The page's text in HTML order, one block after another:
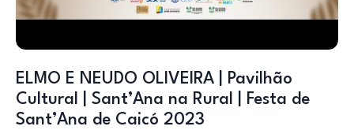
ELMO E NEUDO OLIVEIRA | Pavilhão
Cultural | Sant’Ana na Rural | Festa de
Sant’Ana de Caicó 2023